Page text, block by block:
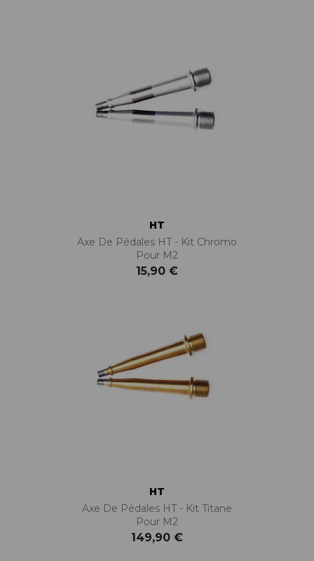
HT
Axe De Pédales HT - Kit Chromo
Pour M2
15,90 €
HT
Axe De Pédales HT - Kit Titane
Pour M2
149,90 €